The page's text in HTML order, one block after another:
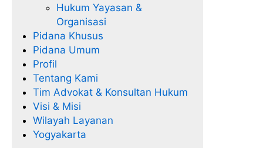
Hukum Yayasan &
Organisasi
Pidana Khusus
Pidana Umum
Profil
Tentang Kami
Tim Advokat & Konsultan Hukum
Visi & Misi
Wilayah Layanan
Yogyakarta